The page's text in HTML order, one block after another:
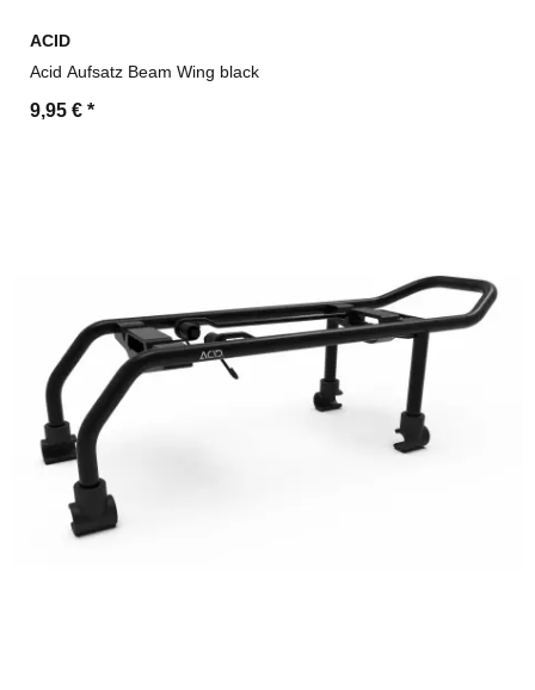
ACID
Acid Aufsatz Beam Wing black
9,95 € *